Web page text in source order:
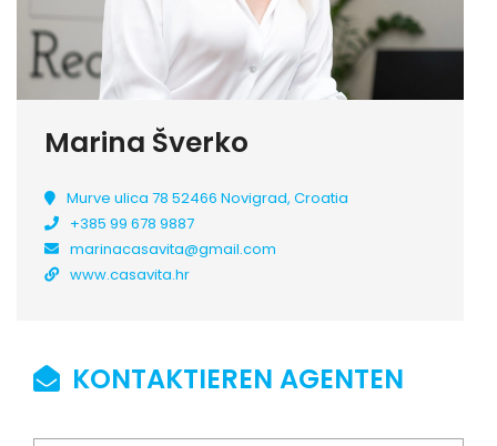
Marina Šverko
Murve ulica 78 52466 Novigrad, Croatia
+385 99 678 9887
marinacasavita@gmail.com
www.casavita.hr
KONTAKTIEREN AGENTEN